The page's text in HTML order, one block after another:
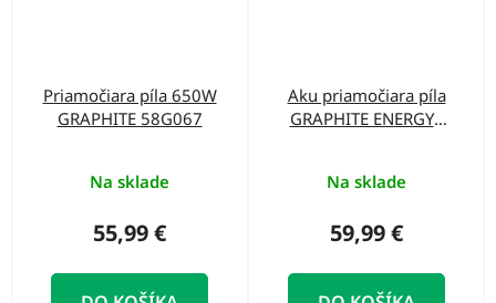
Priamočiara píla 650W
GRAPHITE 58G067
Na sklade
55,99 €
Aku priamočiara píla
GRAPHITE ENERGY+
Na sklade
59,99 €